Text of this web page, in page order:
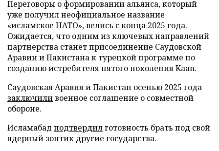
Переговоры о формировании альянса, который
уже получил неофициальное название
«исламское НАТО», велись с конца 2025 года.
Ожидается, что одним из ключевых направлений
партнерства станет присоединение Саудовской
Аравии и Пакистана к турецкой программе по
созданию истребителя пятого поколения Kaan.
Саудовская Аравия и Пакистан осенью 2025 года
заключиливоенное соглашение о совместной
обороне.
Исламабад подтвердилготовность брать под свой
ядерный зонтик другие государства.